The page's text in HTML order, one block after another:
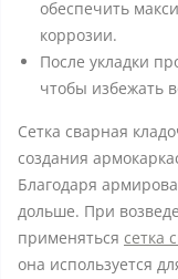
обеспечить
коррозии.
После укладки
чтобы избежать
Сетка сварная
создания
Благодаря
дольше. При
применяться сетка
она используется